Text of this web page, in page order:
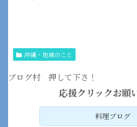
沖縄・地域のこと
ブログ村 押して下さ！
応援クリックお願
料理ブログ